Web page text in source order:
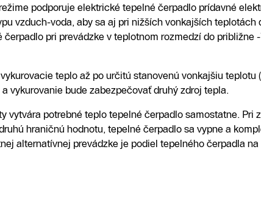
podporuje elektrické tepelné čerpadlo prídavné
vzduch-voda, aby sa aj pri nižších vonkajších teplotách
pri prevádzke v teplotnom rozmedzí do približne
teplo až po určitú stanovenú vonkajšiu teplotu
vykurovanie bude zabezpečovať druhý zdroj tepla.
vytvára potrebné teplo tepelné čerpadlo samostatne. Pri
hraničnú hodnotu, tepelné čerpadlo sa vypne a
alternatívnej prevádzke je podiel tepelného čerpadla